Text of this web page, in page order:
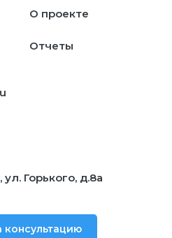
Горького, д.8а
О проекте
Отчеты
консультацию